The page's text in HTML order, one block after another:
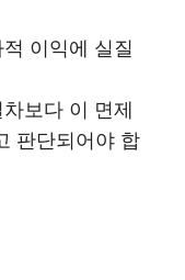
이익에 실질
보다 이 면제
판단되어야 합